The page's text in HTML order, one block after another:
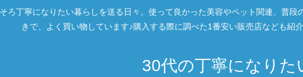
ろ丁寧になりたい暮らしを送る日々。使って良かった美容やペット関連、普
きで、よく買い物しています♪購入する際に調べた1番安い販売店なども紹
30代の丁寧になりた